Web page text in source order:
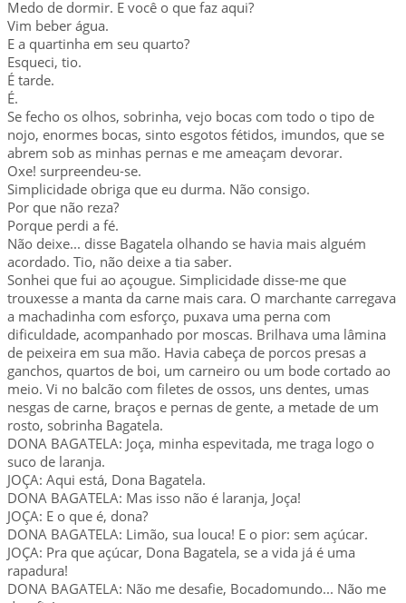
Medo de dormir. E você o que faz aqui?
Vim beber água.
E a quartinha em seu quarto?
Esqueci, tio.
É tarde.
É.
Se fecho os olhos, sobrinha, vejo bocas com todo o tipo de
nojo, enormes bocas, sinto esgotos fétidos, imundos, que se
abrem sob as minhas pernas e me ameaçam devorar.
Oxe! surpreendeu-se.
Simplicidade obriga que eu durma. Não consigo.
Por que não reza?
Porque perdi a fé.
Não deixe... disse Bagatela olhando se havia mais alguém
acordado. Tio, não deixe a tia saber.
Sonhei que fui ao açougue. Simplicidade disse-me que
trouxesse a manta da carne mais cara. O marchante carregava
a machadinha com esforço, puxava uma perna com
dificuldade, acompanhado por moscas. Brilhava uma lâmina
de peixeira em sua mão. Havia cabeça de porcos presas a
ganchos, quartos de boi, um carneiro ou um bode cortado ao
meio. Vi no balcão com filetes de ossos, uns dentes, umas
nesgas de carne, braços e pernas de gente, a metade de um
rosto, sobrinha Bagatela.
DONA BAGATELA: Joça, minha espevitada, me traga logo o
suco de laranja.
JOÇA: Aqui está, Dona Bagatela.
DONA BAGATELA: Mas isso não é laranja, Joça!
JOÇA: E o que é, dona?
DONA BAGATELA: Limão, sua louca! E o pior: sem açúcar.
JOÇA: Pra que açúcar, Dona Bagatela, se a vida já é uma
rapadura!
DONA BAGATELA: Não me desafie, Bocadomundo... Não me